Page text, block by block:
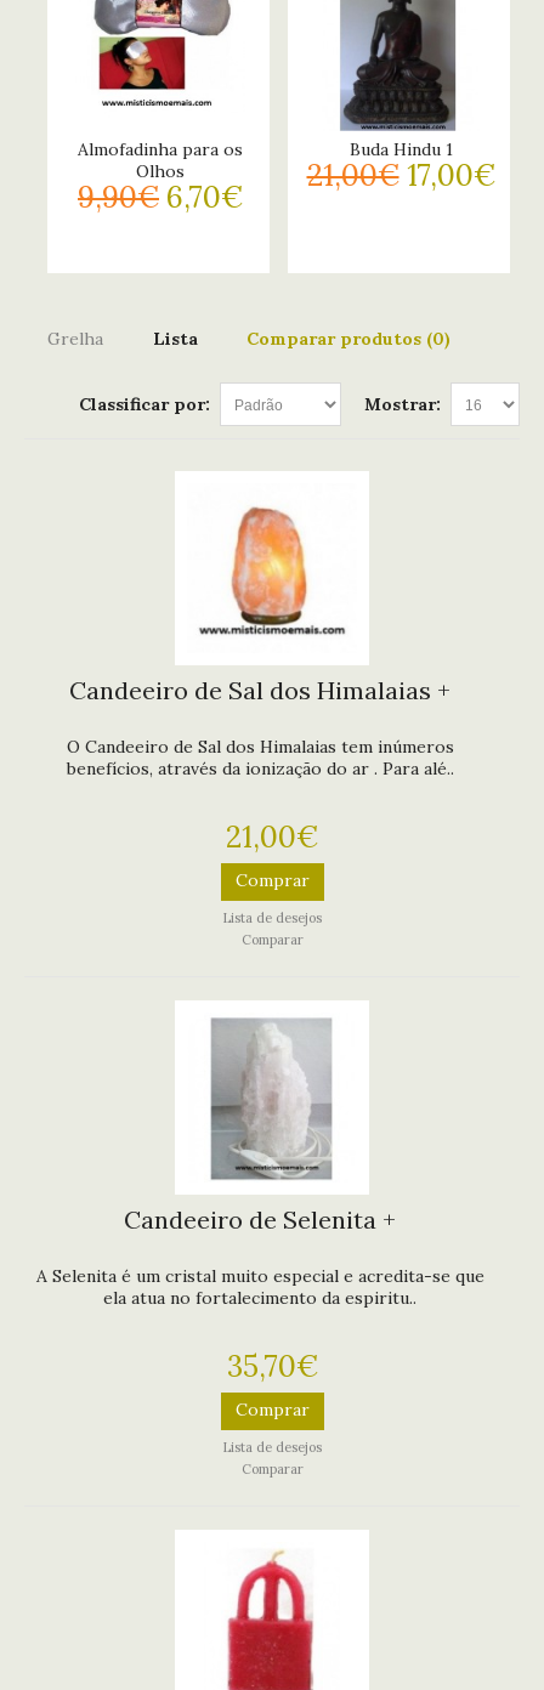
Almofadinha para os
Olhos
9,90€ 6,70€
Buda Hindu 1
21,00€ 17,00€
Grelha Lista Comparar produtos (0)
Mostrar:
Classificar por:
Candeeiro de Sal dos Himalaias +
O Candeeiro de Sal dos Himalaias tem inúmeros
benefícios, através da ionização do ar . Para alé..
21,00€
Comprar
Lista de desejos
Comparar
Candeeiro de Selenita +
A Selenita é um cristal muito especial e acredita-se que
ela atua no fortalecimento da espiritu..
35,70€
Comprar
Lista de desejos
Comparar